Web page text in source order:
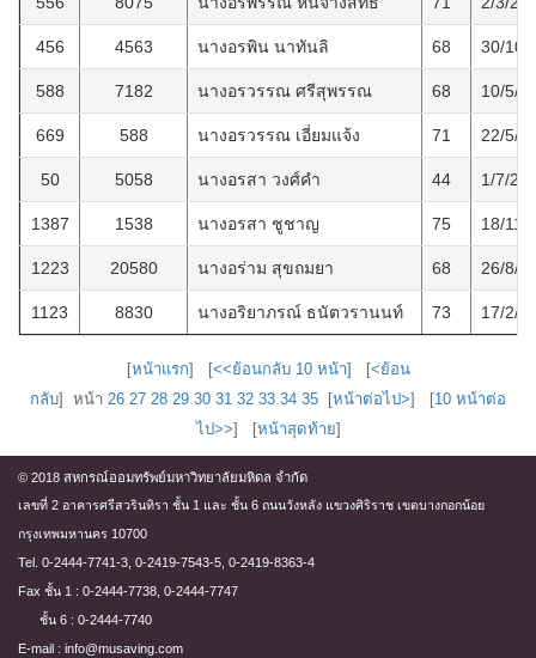
456 4563 นางอรพิน นาทันลิ 68 30/10/
588 7182 นางอรวรรณ ศรีสุพรรณ 68 10/5/
669 588 นางอรวรรณ เอี่ยมแจ้ง 71 22/5/
50 5058 นางอรสา วงศ์คำ 44 1/7/
1387 1538 นางอรสา ชูชาญ 75 18/11/
1223 20580 นางอร่าม สุขถมยา 68 26/8/
1123 8830 นางอริยาภรณ์ ธนัตวรานนท์ 73 17/2/
[หน้าแรก] [<<ย้อนกลับ 10 หน้า] [<ย้อน
กลับ] หน้า 26 27 28 29 30 31 32 33 34 35 [หน้าต่อไป>] [10 หน้าต่อ
ไป>>] [หน้าสุดท้าย]
© 2018 สหกรณ์ออมทรัพย์มหาวิทยาลัยมหิดล จำกัด
เลขที่ 2 อาคารศรีสวรินทิรา ชั้น 1 และ ชั้น 6 ถนนวังหลัง แขวงศิริราช เขตบางกอกน้อย
กรุงเทพมหานคร 10700
Tel. 0-2444-7741-3, 0-2419-7543-5, 0-2419-8363-4
Fax ชั้น 1 : 0-2444-7738, 0-2444-7747
ชั้น 6 : 0-2444-7740
E-mail : info@musaving.com